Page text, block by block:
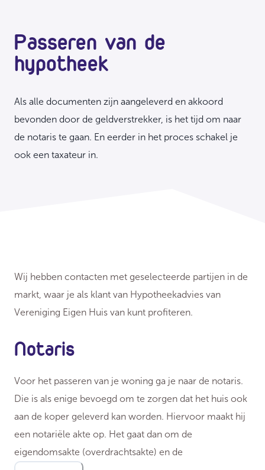
Passeren van de
hypotheek
Als alle documenten zijn aangeleverd en akkoord
bevonden door de geldverstrekker, is het tijd om naar
de notaris te gaan. En eerder in het proces schakel je
ook een taxateur in.
Wij hebben contacten met geselecteerde partijen in de
markt, waar je als klant van Hypotheekadvies van
Vereniging Eigen Huis van kunt profiteren.
Notaris
Voor het passeren van je woning ga je naar de notaris.
Die is als enige bevoegd om te zorgen dat het huis ook
aan de koper geleverd kan worden. Hiervoor maakt hij
een notariële akte op. Het gaat dan om de
eigendomsakte (overdrachtsakte) en de